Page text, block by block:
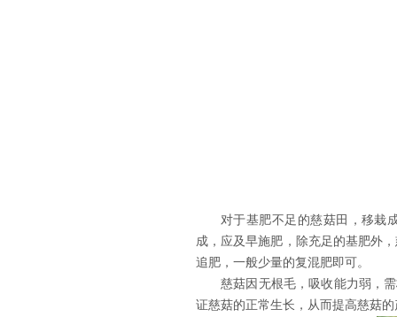
对于基肥不足的慈菇田，移栽
成，应及早施肥，除充足的基肥外
追肥，一般少量的复混肥即可。
慈菇因无根毛，吸收能力弱，
证慈菇的正常生长，从而提高慈菇